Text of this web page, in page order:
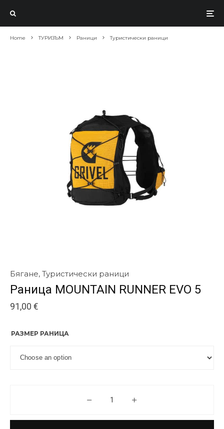
Home ТУРИЗЪМ Раници Туристически раници
Бягане, Туристически раници
Раница MOUNTAIN RUNNER EVO 5
91,00 €
РАЗМЕР РАНИЦА
Раница MOUNTAIN RUNNER